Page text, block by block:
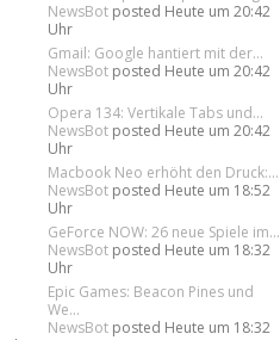
NewsBot posted Heute um 20:42
Uhr
Gmail: Google hantiert mit der...
NewsBot posted Heute um 20:42
Uhr
Opera 134: Vertikale Tabs und...
NewsBot posted Heute um 20:42
Uhr
Macbook Neo erhöht den Druck:...
NewsBot posted Heute um 18:52
Uhr
GeForce NOW: 26 neue Spiele im...
NewsBot posted Heute um 18:32
Uhr
Epic Games: Beacon Pines und
We...
NewsBot posted Heute um 18:32